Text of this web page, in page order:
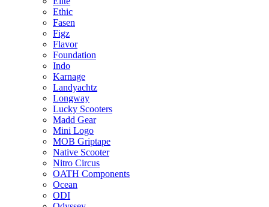
Ethic
Fasen
Figz
Flavor
Foundation
Indo
Karnage
Landyachtz
Longway
Lucky Scooters
Madd Gear
Mini Logo
MOB Griptape
Native Scooter
Nitro Circus
OATH Components
Ocean
ODI